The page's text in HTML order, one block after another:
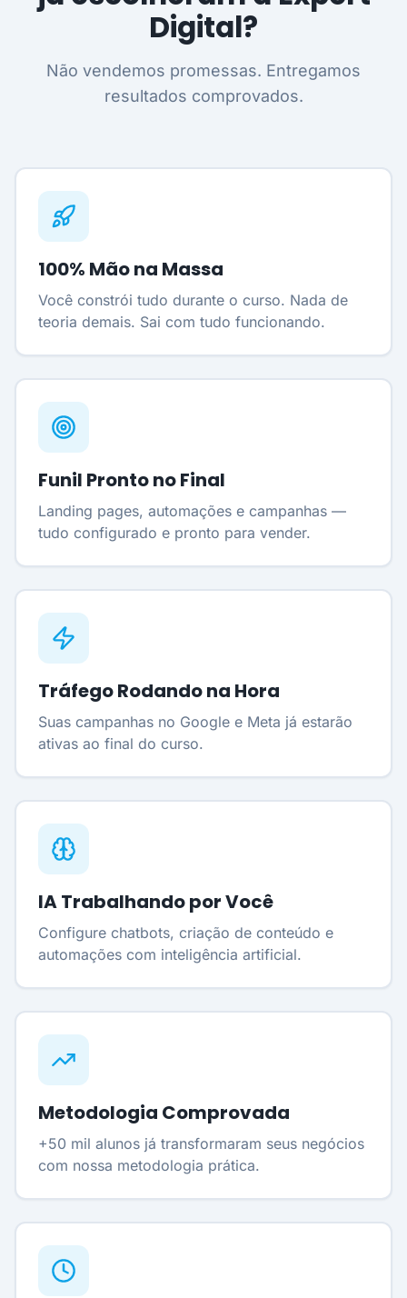
Digital?
Não vendemos promessas. Entregamos
resultados comprovados.
100% Mão na Massa
Você constrói tudo durante o curso. Nada de
teoria demais. Sai com tudo funcionando.
Funil Pronto no Final
Landing pages, automações e campanhas —
tudo configurado e pronto para vender.
Tráfego Rodando na Hora
Suas campanhas no Google e Meta já estarão
ativas ao final do curso.
IA Trabalhando por Você
Configure chatbots, criação de conteúdo e
automações com inteligência artificial.
Metodologia Comprovada
+50 mil alunos já transformaram seus negócios
com nossa metodologia prática.